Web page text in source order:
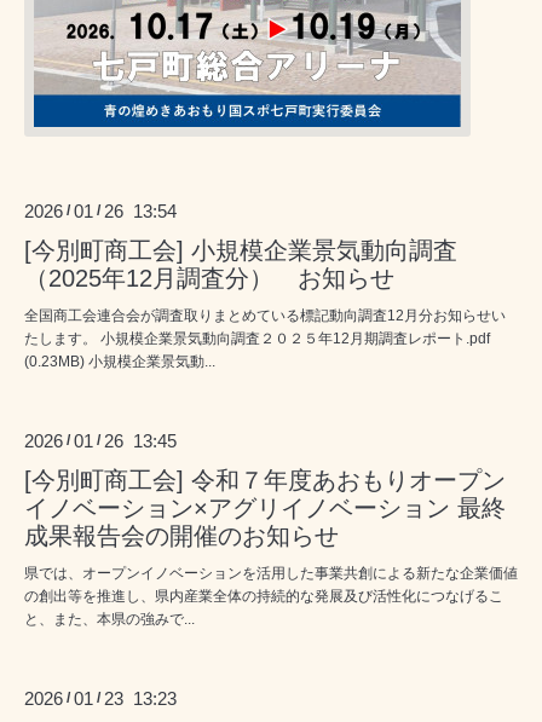
2026 /01 / 26 13:54
[今別町商工会] 小規模企業景気動向調査
（2025年12月調査分） お知らせ
全国商工会連合会が調査取りまとめている標記動向調査12月分お知らせい
たします。 小規模企業景気動向調査２０２５年12月期調査レポート.pdf
(0.23MB) 小規模企業景気動...
2026 /01 / 26 13:45
[今別町商工会] 令和７年度あおもりオープン
イノベーション×アグリイノベーション 最終
成果報告会の開催のお知らせ
県では、オープンイノベーションを活用した事業共創による新たな企業価値
の創出等を推進し、県内産業全体の持続的な発展及び活性化につなげるこ
と、また、本県の強みで...
2026 /01 / 23 13:23